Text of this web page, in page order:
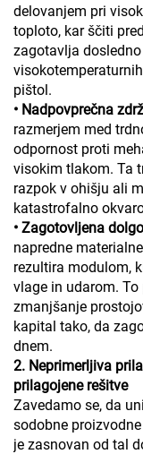
delovanjem pri
toploto, kar ščiti
zagotavlja
pištol.
• Nadpovprečna
razmerjem med
odpornost proti
visokim tlakom. Ta
razpok v ohišju ali
katastrofalno
• Zagotovljena
napredne
rezultira modulom,
vlage in udarom.
zmanjšanje
kapital tako, da
dnem.
2. Neprimerljiva
prilagojene rešitve
Zavedamo se, da
sodobne
je zasnovan od tal